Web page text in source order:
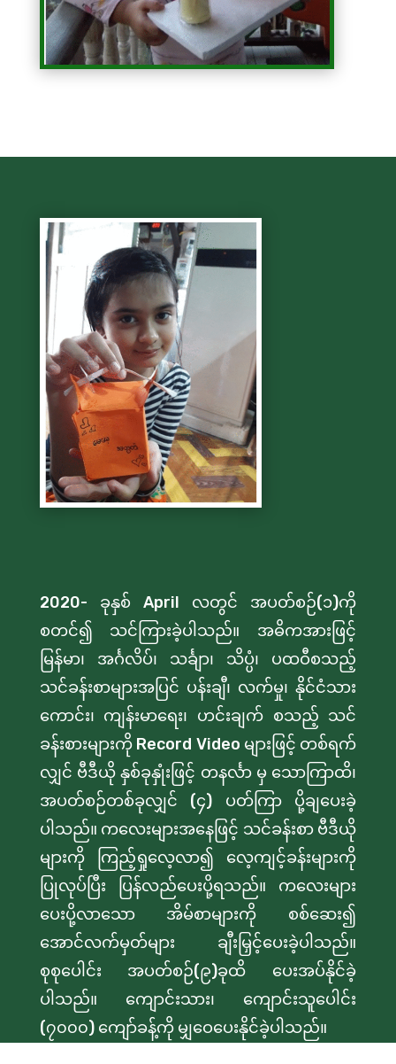
2020- ခုနှစ်April လတွင် အပတ်စဉ်(၁)ကို
စတင်၍ သင်ကြားခဲ့ပါသည်။ အဓိကအားဖြင့်
မြန်မာ၊ အင်္ဂလိပ်၊ သင်္ချာ၊ သိပ္ပံ၊ ပထဝီစသည့်
သင်ခန်းစာများအပြင် ပန်းချီ၊ လက်မှု၊ နိုင်ငံသား
ကောင်း၊ ကျန်းမာရေး၊ ဟင်းချက် စသည့် သင်
ခန်းစားများကို Record Video များဖြင့် တစ်ရက်
လျှင် ဗီဒီယို နှစ်ခုနှုံးဖြင့် တနင်္လာ မှ သောကြာထိ၊
အပတ်စဉ်တစ်ခုလျှင် (၄) ပတ်ကြာ ပို့ချပေးခဲ့
ပါသည်။ ကလေးများအနေဖြင့် သင်ခန်းစာ ဗီဒီယို
များကို ကြည့်ရှုလေ့လာ၍ လေ့ကျင့်ခန်းများကို
ပြုလုပ်ပြီး ပြန်လည်ပေးပို့ရသည်။ ကလေးများ
ပေးပို့လာသော အိမ်စာများကို စစ်ဆေး၍
အောင်လက်မှတ်များ ချီးမြှင့်ပေးခဲ့ပါသည်။
စုစုပေါင်း အပတ်စဉ်(၉)ခုထိ ပေးအပ်နိုင်ခဲ့
ပါသည်။ ကျောင်းသား၊ ကျောင်းသူပေါင်း
(၇၀၀၀) ကျော်ခန့်ကို မျှဝေပေးနိုင်ခဲ့ပါသည်။